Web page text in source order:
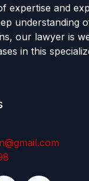
expertise and
understanding
our lawyer is
in this